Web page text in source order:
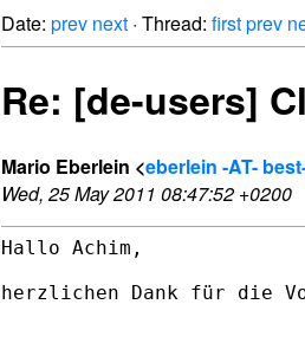
Date: prev next · Thread: firstprev
Re: [de-users]
Mario Eberlein <eberlein -AT-
Wed, 25 May 2011 08:47:52 +0200
Hallo Achim,
herzlichen Dank für die